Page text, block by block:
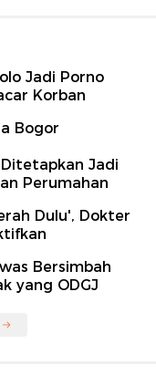
Jadi Porno
Korban
Bogor
Ditetapkan Jadi
Perumahan
Dulu', Dokter
Bersimbah
yang ODGJ